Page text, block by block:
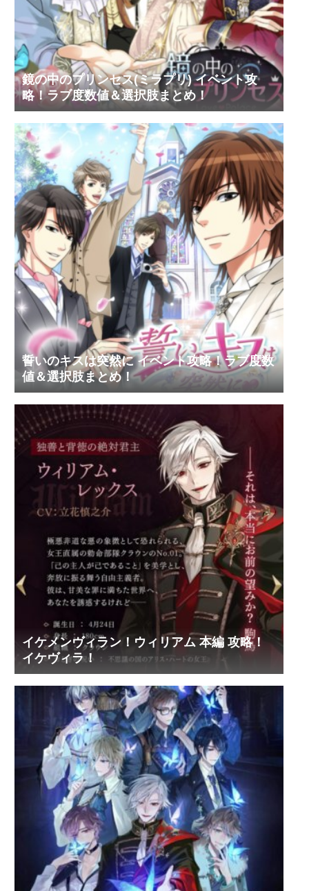
鏡の中のプリンセス(ミラプリ) イベント攻
略！ラブ度数値＆選択肢まとめ！
誓いのキスは突然に イベント攻略！ラブ度数
値＆選択肢まとめ！
イケメンヴィラン！ウィリアム 本編 攻略！
イケヴィラ！